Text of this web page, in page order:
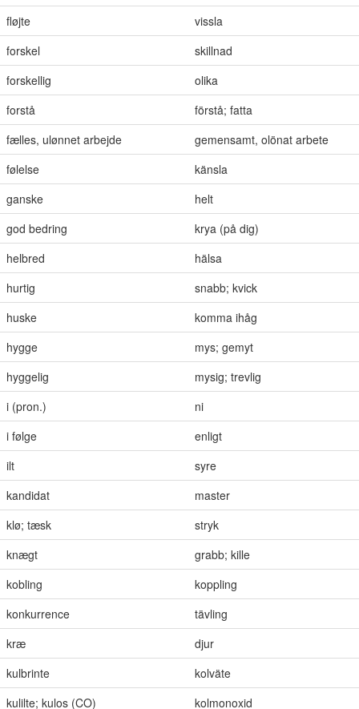
fløjte
vissla
forskel
skillnad
forskellig
olika
forstå
förstå; fatta
fælles, ulønnet arbejde
gemensamt, olönat arbete
følelse
känsla
ganske
helt
god bedring
krya (på dig)
helbred
hälsa
hurtig
snabb; kvick
huske
komma ihåg
hygge
mys; gemyt
hyggelig
mysig; trevlig
i (pron.)
ni
i følge
enligt
ilt
syre
kandidat
master
klø; tæsk
stryk
knægt
grabb; kille
kobling
koppling
konkurrence
tävling
kræ
djur
kulbrinte
kolväte
kulilte; kulos (CO)
kolmonoxid